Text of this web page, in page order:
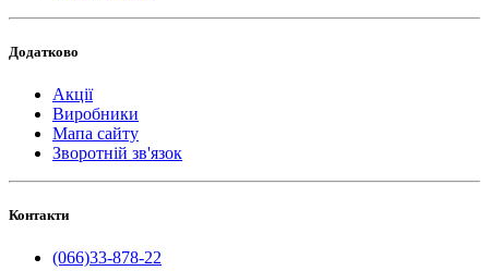
Додатково
Акції
Виробники
Мапа сайту
Зворотній зв'язок
Контакти
(066)33-878-22